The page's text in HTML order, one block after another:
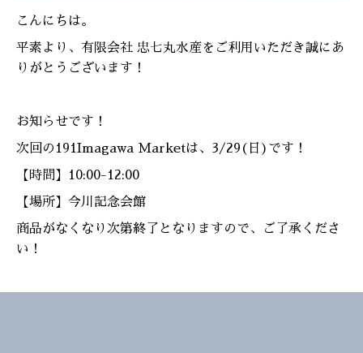
こんにちは。
平素より、有限会社 忠七丸水産をご利用いただき誠にあ
りがとうございます！
お知らせです！
次回の191Imagawa Marketは、3/29(日)です！
【時間】10:00-12:00
【場所】今川記念会館
商品がなくなり次第終了となりますので、ご了承くださ
い！